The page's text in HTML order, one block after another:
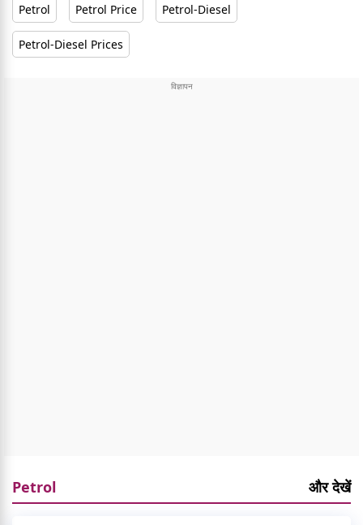
Petrol Petrol Price Petrol-Diesel
Petrol-Diesel Prices
Petrol और देखें